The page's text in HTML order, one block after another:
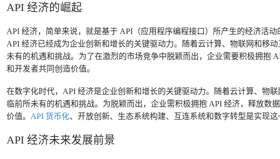
API 经济的崛起
API 经济，简单来说，就是基于 API（应用程序编程接口）所产生的经济活动
API 经济已经成为企业创新和增长的关键驱动力。随着云计算、物联网和移
未有的机遇和挑战。为了在激烈的市场竞争中脱颖而出，企业需要积极拥抱
和开发者共同创造价值。
在数字化时代，API 经济是企业创新和增长的关键驱动力。随着云计算、物
临前所未有的机遇和挑战。为脱颖而出，企业需积极拥抱 API 经济，释放数
价值。 API 货币化、开放创新、生态系统构建、互连系统和数字转型是实现这
API 经济未来发展前景